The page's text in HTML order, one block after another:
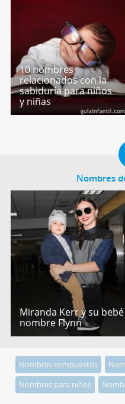
10 nombres
relacionados con la
sabiduría para niños
y niñas
Nombres
Miranda Kerr y su
nombre Flynn
Nombres compuestos
Nombres para niños